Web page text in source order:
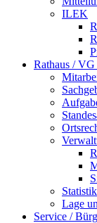
ILEK
Rathaus /
Lage
Service /